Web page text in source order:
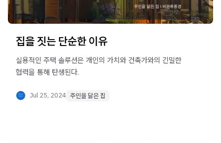
집을 짓는 단순한 이유
실용적인 주택 솔루션은 개인의 가치와 건축가와의 긴밀한
협력을 통해 탄생된다.
Jul 25, 2024 주인을 닮은 집